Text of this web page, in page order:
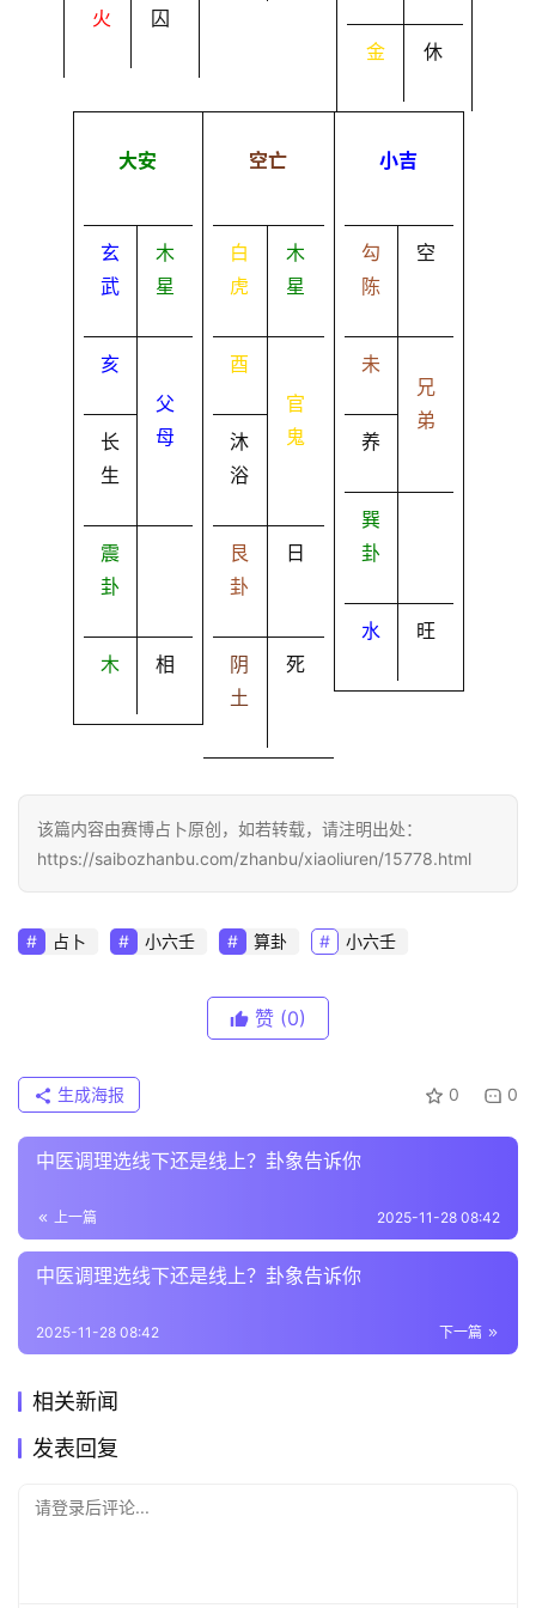
火 囚
金 休
大安
玄
武
木
星
亥
长
生
父
母
震
卦
木 相
空亡
白
虎
木
星
酉
沐
浴
官
鬼
艮
卦
日
阴
土
死
小吉
勾
陈
空
未
养
兄
弟
巽
卦
水 旺
该篇内容由赛博占卜原创，如若转载，请注明出处：
https://saibozhanbu.com/zhanbu/xiaoliuren/15778.html
占卜 小六壬 算卦 小六壬
赞 (0)
0 0
生成海报
中医调理选线下还是线上？卦象告诉你
上一篇 2025-11-28 08:42
中医调理选线下还是线上？卦象告诉你
下一篇
2025-11-28 08:42
相关新闻
发表回复
请登录后评论...